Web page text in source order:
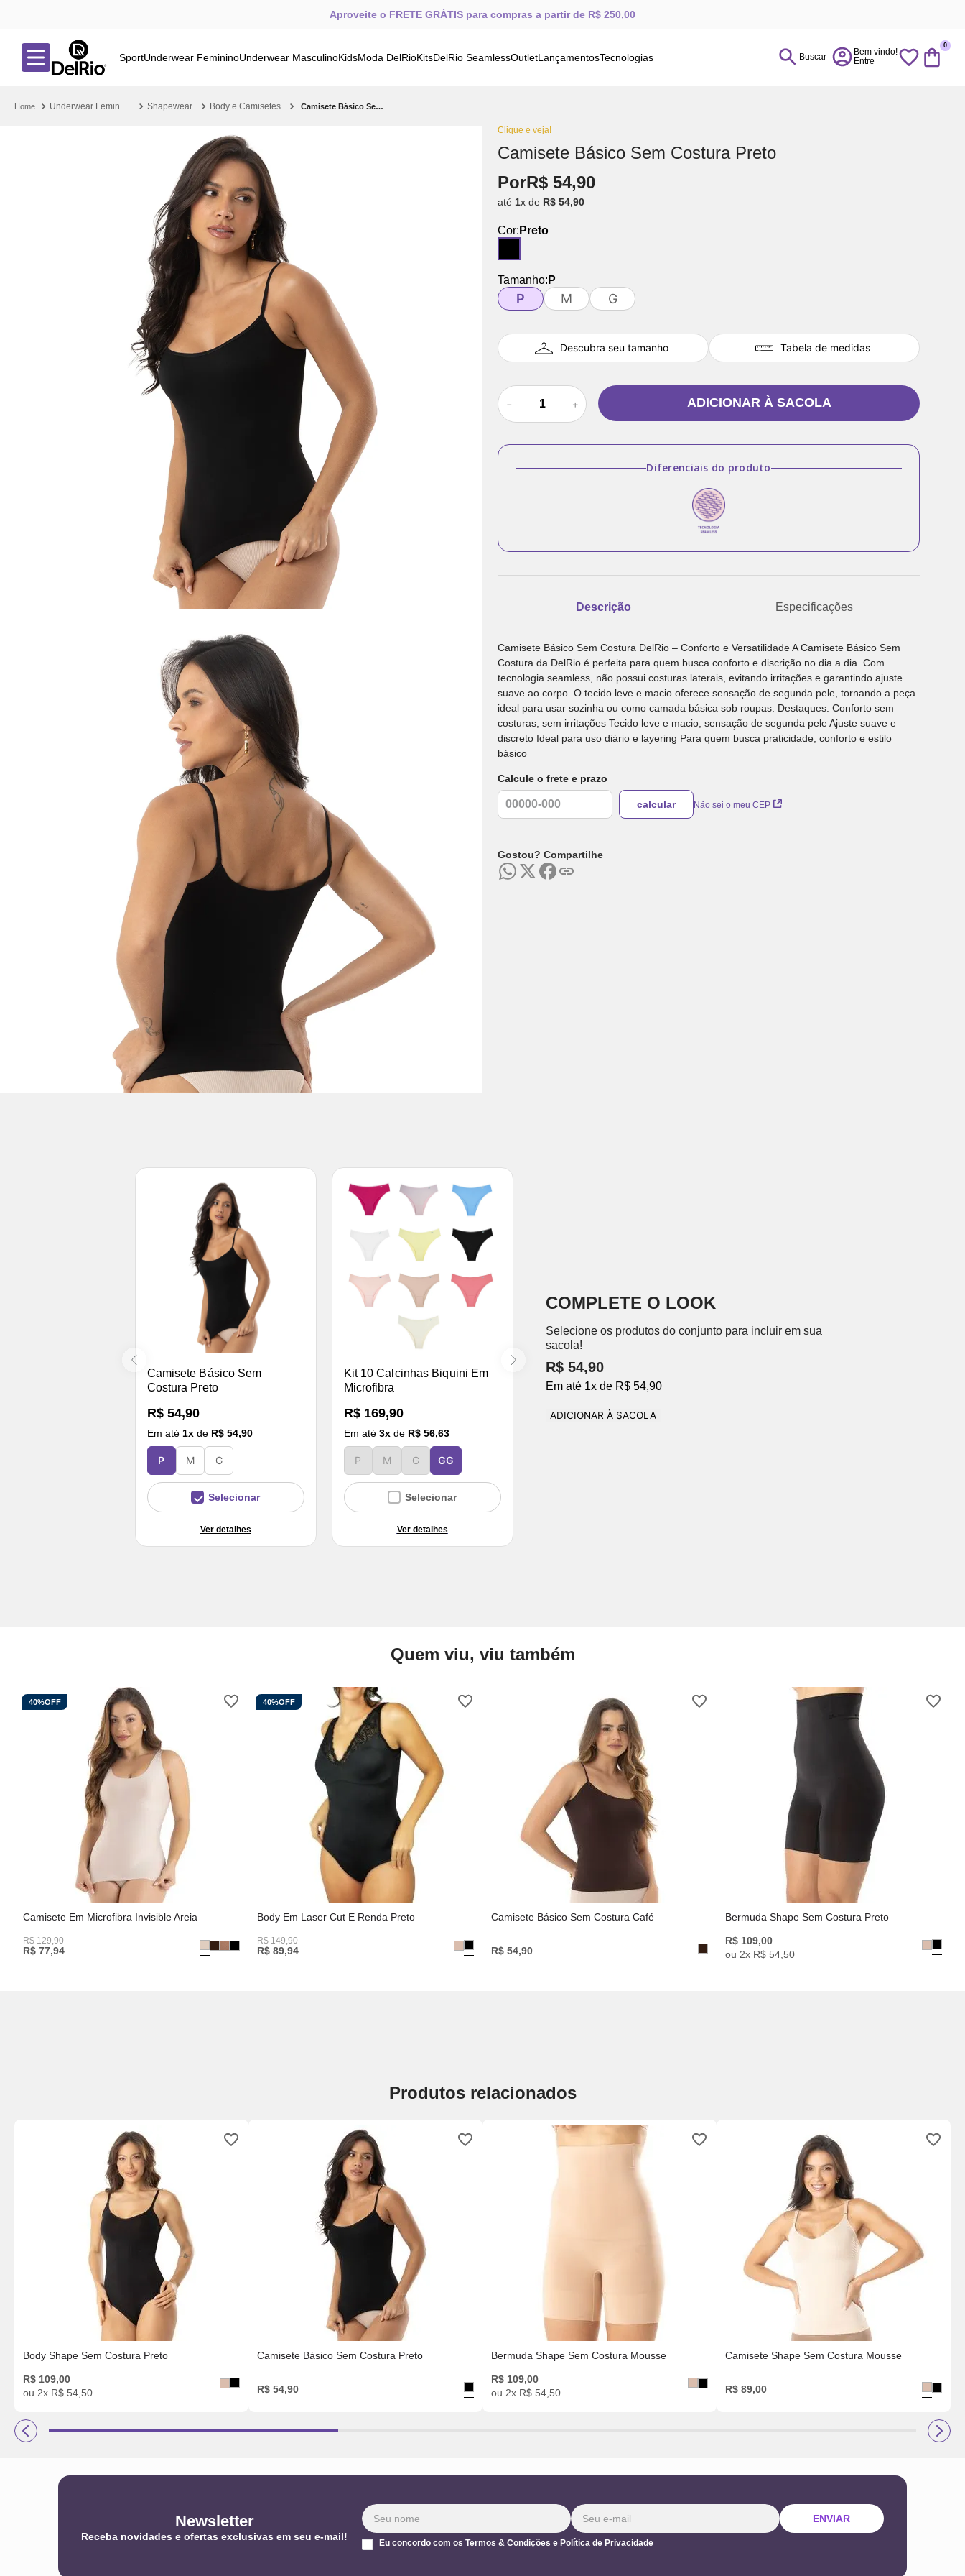
Aproveite o FRETE GRÁTIS para compras a partir de R$ 250,00
SportUnderwear FemininoUnderwear MasculinoKidsModa DelRioKitsDelRio SeamlessOutletLançamentosTecnologias Buscar
0
Underwear Feminino Shapewear Body e Camisetes Camisete Básico Sem Costura Preto
Clique e veja!
Camisete Básico Sem Costura Preto
PorR$ 54,90
até 1x de R$ 54,90
Cor: Preto
Tamanho: P
P M G
Descubra seu tamanho Tabela de medidas
＋
－ ADICIONAR À SACOLA
Diferenciais do produto
Descrição Especificações
Camisete Básico Sem Costura DelRio – Conforto e Versatilidade A Camisete Básico Sem
Costura da DelRio é perfeita para quem busca conforto e discrição no dia a dia. Com
tecnologia seamless, não possui costuras laterais, evitando irritações e garantindo ajuste
suave ao corpo. O tecido leve e macio oferece sensação de segunda pele, tornando a peça
ideal para usar sozinha ou como camada básica sob roupas. Destaques: Conforto sem
costuras, sem irritações Tecido leve e macio, sensação de segunda pele Ajuste suave e
discreto Ideal para uso diário e layering Para quem busca praticidade, conforto e estilo
básico
Calcule o frete e prazo
Não sei o meu CEP
Gostou? Compartilhe
Camisete Básico Sem
Costura Preto
R$ 54,90
Em até 1x de R$ 54,90
P M G
Selecionar
Ver detalhes
Kit 10 Calcinhas Biquini Em
Microfibra
R$ 169,90
Em até 3x de R$ 56,63
P M G GG
Selecionar
Ver detalhes
COMPLETE O LOOK
Selecione os produtos do conjunto para incluir em sua
sacola!
R$ 54,90
Em até 1x de R$ 54,90
ADICIONAR À SACOLA
Quem viu, viu também
40%OFF
Camisete Em Microfibra Invisible Areia
R$ 129,90
R$ 77,94
40%OFF
Body Em Laser Cut E Renda Preto
R$ 149,90
R$ 89,94
Camisete Básico Sem Costura Café
R$ 54,90
Bermuda Shape Sem Costura Preto
R$ 109,00
ou 2x R$ 54 50
Produtos relacionados
Body Shape Sem Costura Preto
R$ 109,00
ou 2x R$ 54, 50
Camisete Básico Sem Costura Preto
R$ 54,90
Bermuda Shape Sem Costura Mousse
R$ 109,00
ou 2x R$ 54, 50
Camisete Shape Sem Costura Mousse
R$ 89,00
Newsletter
Receba novidades e ofertas exclusivas em seu e-mail!
ENVIAR
Eu concordo com os Termos & Condições e Política de Privacidade